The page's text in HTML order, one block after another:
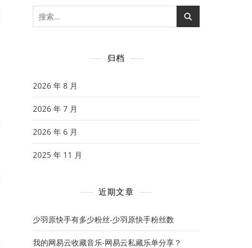
搜
索：
归档
2026 年 8 月
2026 年 7 月
2026 年 6 月
2025 年 11 月
近期文章
少羽原快手有多少粉丝-少羽原快手粉丝数
我的网易云收藏音乐-网易云私藏乐单分享？